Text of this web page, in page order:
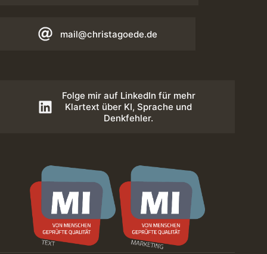
mail@christagoede.de
Folge mir auf LinkedIn für mehr
Klartext über KI, Sprache und
Denkfehler.